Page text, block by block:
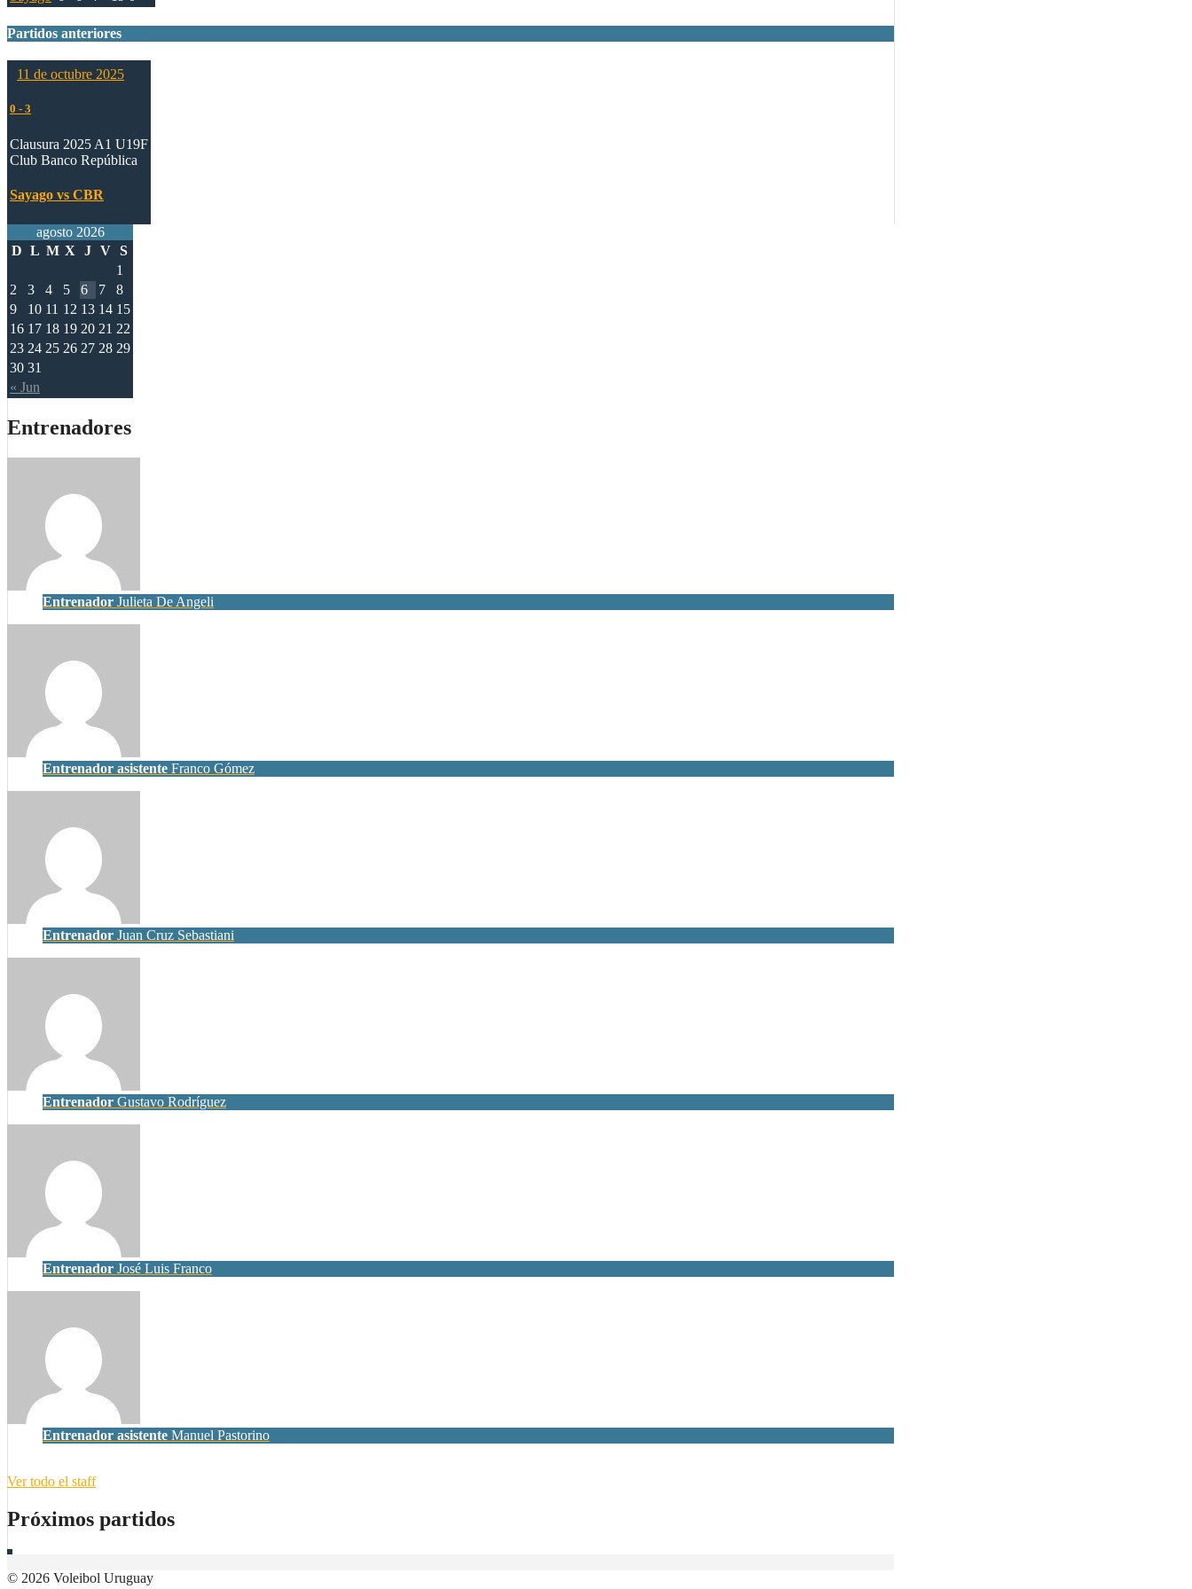
Partidos anteriores
11 de octubre 2025
0 - 3
Clausura 2025 A1 U19F
Club Banco República
Sayago vs CBR
agosto 2026
D L M X J V S
« Jun
1
2
3 4 5 6 7
8
9
10 11 12 13 14 15
16 17 18 19 20 21 22
23 24 25 26 27 28 29
30 31
Entrenadores
Entrenador Julieta De Angeli
Entrenador asistente Franco Gómez
Entrenador Juan Cruz Sebastiani
Entrenador Gustavo Rodríguez
Entrenador José Luis Franco
Entrenador asistente Manuel Pastorino
Ver todo el staff
Próximos partidos
© 2026 Voleibol Uruguay